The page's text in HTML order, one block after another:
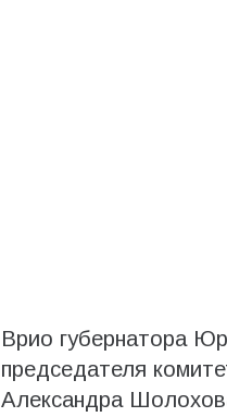
Врио губернатора
председателя
Александра